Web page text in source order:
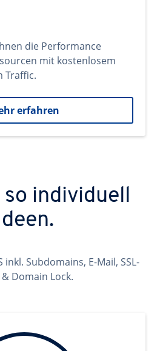
die Performance
mit kostenlosem
Traffic.
erfahren
so individuell
inkl. Subdomains, E-Mail, SSL-
Domain Lock.